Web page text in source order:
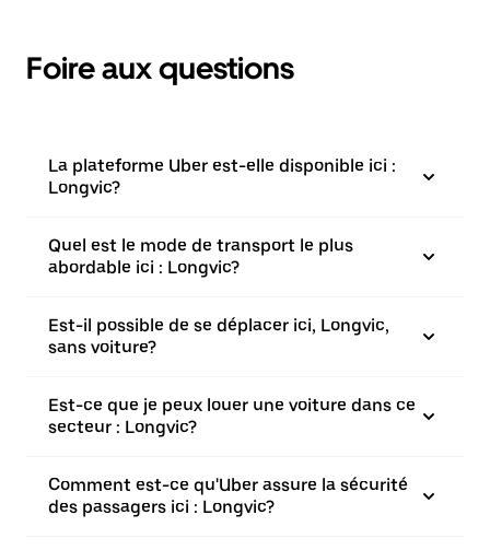
Foire aux questions
La plateforme Uber est-elle disponible ici :
Longvic?
Quel est le mode de transport le plus
abordable ici : Longvic?
Est-il possible de se déplacer ici, Longvic,
sans voiture?
Est-ce que je peux louer une voiture dans ce
secteur : Longvic?
Comment est-ce qu'Uber assure la sécurité
des passagers ici : Longvic?